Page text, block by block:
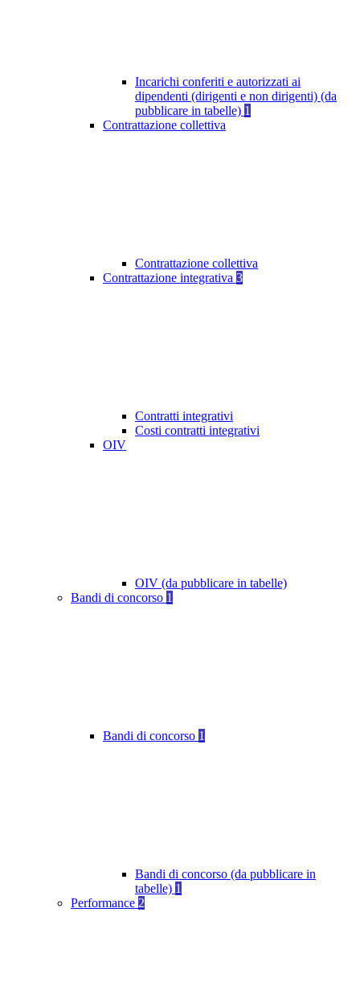
Incarichi conferiti e autorizzati ai
dipendenti (dirigenti e non dirigenti) (da
pubblicare in tabelle) 1
Contrattazione collettiva
Contrattazione collettiva
Contrattazione integrativa 3
Contratti integrativi
Costi contratti integrativi
OIV
OIV (da pubblicare in tabelle)
Bandi di concorso 1
Bandi di concorso 1
Bandi di concorso (da pubblicare in
tabelle) 1
Performance 2